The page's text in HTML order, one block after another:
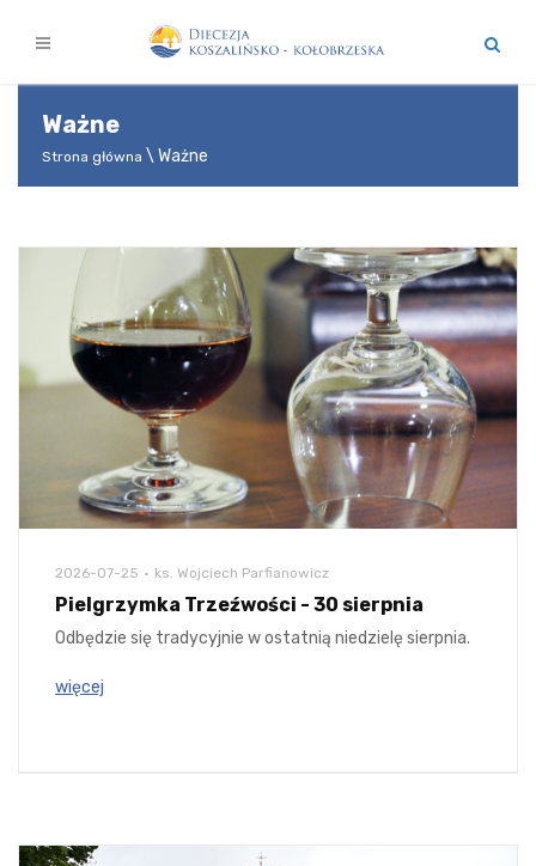
Ważne
Strona główna Ważne
2026-07-25 ks. Wojciech Parfianowicz
Pielgrzymka Trzeźwości - 30 sierpnia
Odbędzie się tradycyjnie w ostatnią niedzielę sierpnia.
więcej